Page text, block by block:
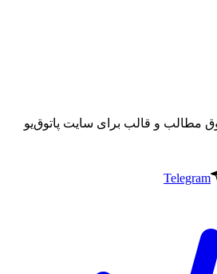
حقوق مطالب و قالب برای سایت پاتوق‌یو
Telegram